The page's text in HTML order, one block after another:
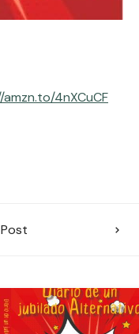
4nXCuCF